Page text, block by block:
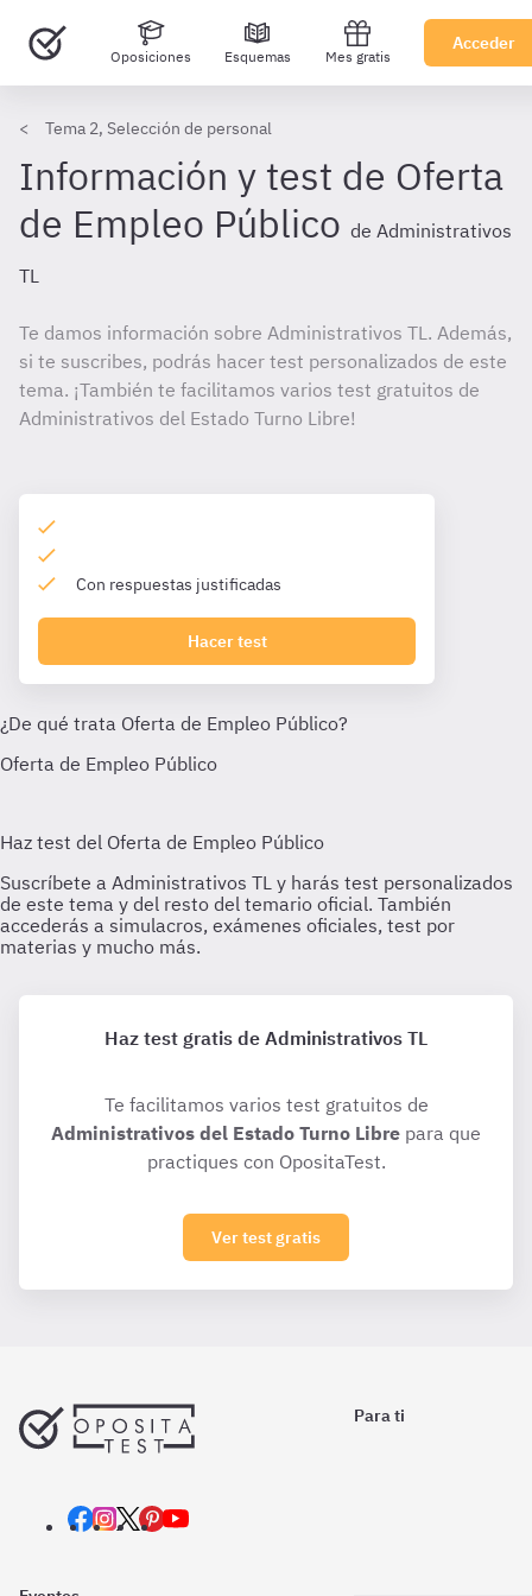
Oposiciones Esquemas Mes gratis
Acceder
Tema 2, Selección de personal
Información y test de Oferta
de Empleo Público de Administrativos
TL
Te damos información sobre Administrativos TL. Además,
si te suscribes, podrás hacer test personalizados de este
tema. ¡También te facilitamos varios test gratuitos de
Administrativos del Estado Turno Libre!
Con respuestas justificadas
Hacer test
Haz test gratis de Administrativos TL
Te facilitamos varios test gratuitos de
Administrativos del Estado Turno Libre para que
practiques con OpositaTest.
Ver test gratis
Para ti